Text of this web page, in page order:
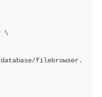
filebrowser.